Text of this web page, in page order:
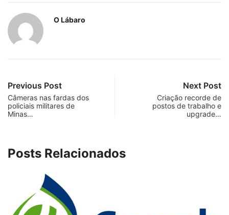
O Lábaro
Previous Post
Câmeras nas fardas dos
policiais militares de
Minas…
Next Post
Criação recorde de
postos de trabalho e
upgrade…
Posts Relacionados